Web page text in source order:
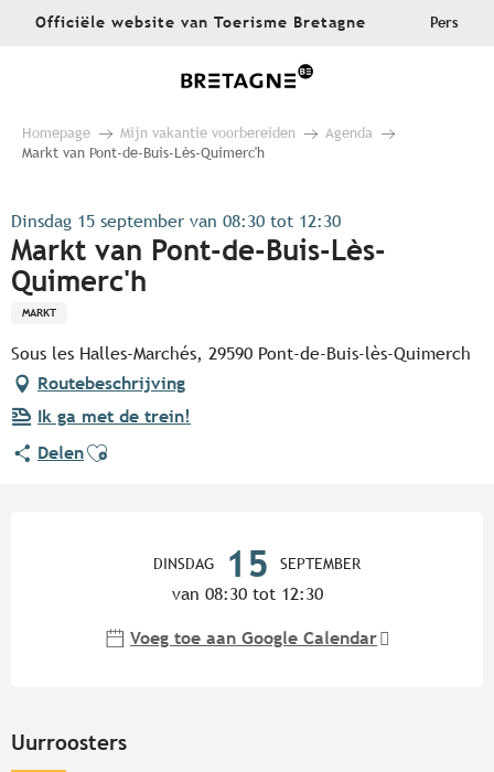
AllerOfficiële website van Toerisme Bretagne Pers
Homepage Mijn vakantie voorbereiden
Agenda
Markt van Pont-de-Buis-Lès-Quimerc'h
Dinsdag 15 september van 08:30 tot 12:30
Markt van Pont-de-Buis-Lès-
Quimerc'h
MARKT
Sous les Halles-Marchés, 29590 Pont-de-Buis-lès-Quimerch
Routebeschrijving
Ik ga met de trein!
DelenAjouter aux favoris
DINSDAG 15 SEPTEMBER
van 08:30 tot 12:30
Voeg toe aan Google Calendar
Uurroosters